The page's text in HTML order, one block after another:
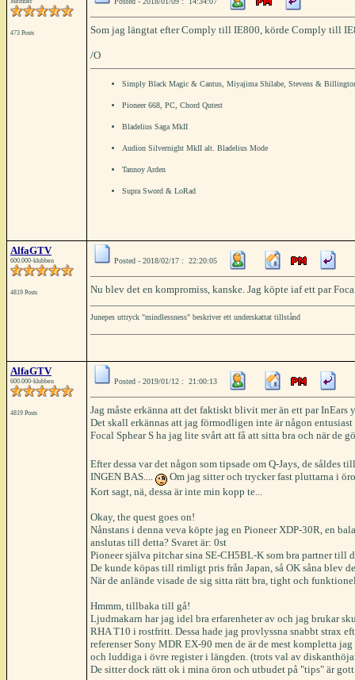
473 Posts Som jag längtat efter Comply till IE800, körde Comply till
/O
Simply Black Magic & Cantus, Miyajima Shilabe, Stevens &
Pioneer 668, PC, Chord Qutest
Bladelius Saga MkII
Audion Silvernight MkII alt. Bladelius Mode
Tannoy Arden
Supra Sword & LoRad
AlfaGTV
600.000-klubben
4819 Posts
Posted - 2018/02/17 : 22:20:05
Nu blev det en kompromiss, kanske. Jag köpte iaf ett par
Junepes uttryck "mindlessness" beskriver ett underskattat tillstånd
AlfaGTV
600.000-klubben
4819 Posts
Posted - 2019/01/12 : 21:00:13
Jag måste erkänna att det faktiskt blivit mer än ett par InEars
Det skall erkännas att jag förmodligen inte är någon
Focal Sphear S ha jag lite svårt att få att sitta bra och när de
Efter dessa var det någon som tipsade om Q-Jays, de
INGEN BAS....
Om jag sitter och trycker fast pluttarna i
Kort sagt, nä, dessa är inte min kopp te...
Okay, the quest goes on!
Nånstans i denna veva köpte jag en Pioneer XDP-30R, en
anslutas till detta? Svaret är: 0st
Pioneer själva pitchar sina SE-CH5BL-K som bra partner till
De kunde köpas till rimligt pris från Japan, så OK såna blev
När de anlände visade de sig sitta rätt bra, tight och
Hmmm, tillbaka till gå!
Ljudmakarn har jag idel bra erfarenheter av och jag brukar
RHA T10 i rostfritt. Dessa hade jag provlyssna snabbt strax
referenser Sony MDR EX-90 men de är de mest kompletta
och luddiga i övre register i längden. (trots val av
De sitter dock rätt ok i mina öron och utbudet på "tips" är